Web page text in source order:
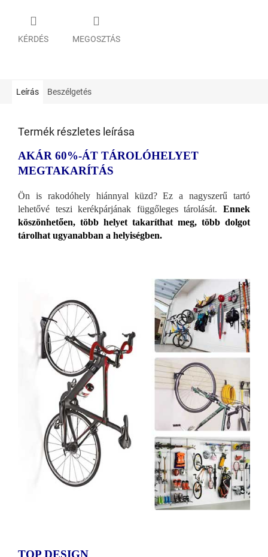
KÉRDÉS MEGOSZTÁS
Leírás Beszélgetés
Termék részletes leírása
AKÁR 60%-ÁT TÁROLÓHELYET
MEGTAKARÍTÁS
Ön is rakodóhely hiánnyal küzd? Ez a nagyszerű tartó
lehetővé teszi kerékpárjának függőleges tárolását. Ennek
köszönhetően, több helyet takaríthat meg, több dolgot
tárolhat ugyanabban a helyiségben.
TOP DESIGN